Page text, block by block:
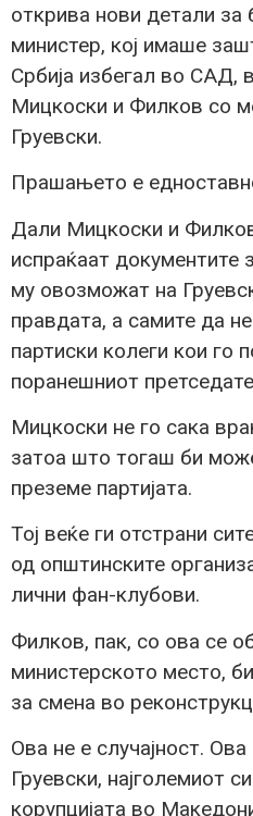
открива нови детали за
министер, кој имаше
Србија избегал во САД,
Мицкоски и Филков со
Груевски.
Прашањето е
Дали Мицкоски и
испраќаат документите
му овозможат на
правдата, а самите да
партиски колеги кои го
поранешниот
Мицкоски не го сака
затоа што тогаш би
преземе партијата.
Тој веќе ги отстрани
од општинските
лични фан-клубови.
Филков, пак, со ова се
министерското место,
за смена во
Ова не е случајност.
Груевски, најголемиот
корупцијата во